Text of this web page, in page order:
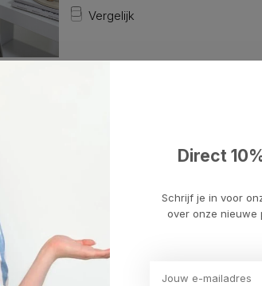
Vergelijk
Deze stier staat voor kracht en
vieren. Rood resin, verzilverd
Direct
Schrijf je in voor
over onze nieuwe